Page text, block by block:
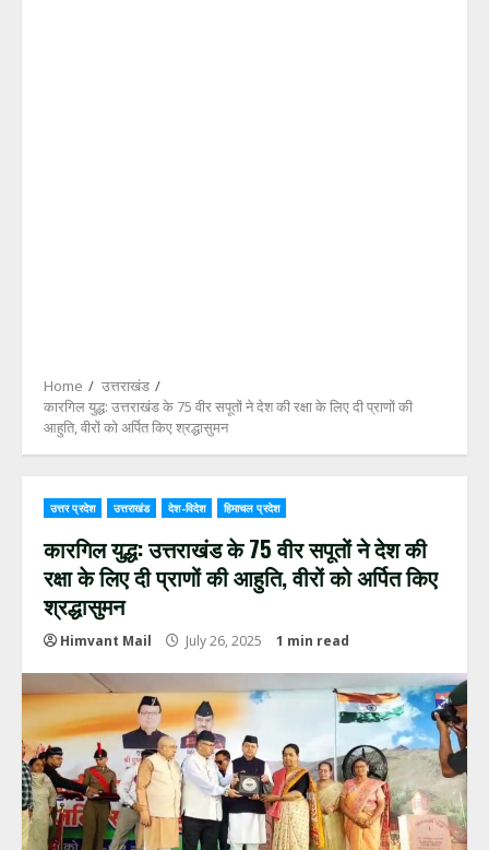
Home
उत्तराखंड
कारगिल युद्ध: उत्तराखंड के 75 वीर सपूतों ने देश की रक्षा के लिए दी प्राणों की
आहुति, वीरों को अर्पित किए श्रद्धासुमन
उत्तर प्रदेश उत्तराखंड देश-विदेश हिमाचल प्रदेश
कारगिल युद्ध: उत्तराखंड के 75 वीर सपूतों ने देश की
रक्षा के लिए दी प्राणों की आहुति, वीरों को अर्पित किए
श्रद्धासुमन
Himvant Mail July 26, 2025 1 min read